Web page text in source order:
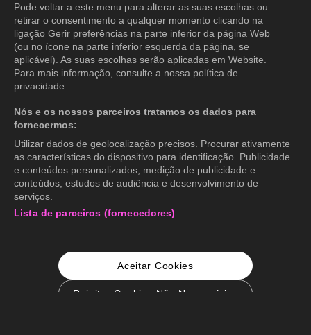
Pode voltar a este menu para alterar as suas escolhas ou
retirar o consentimento a qualquer momento clicando na
ligação Gerir preferências na parte inferior da página Web
(ou no ícone na parte inferior esquerda da página, se
aplicável). As suas escolhas serão aplicadas em Website.
Para mais informação, consulte a nossa política de
privacidade.
Nós e os nossos parceiros tratamos os dados para
fornecermos:
Utilizar dados de geolocalização precisos. Procurar ativamente
as características do dispositivo para identificação. Publicidade
e conteúdos personalizados, medição de publicidade e
conteúdos, estudos de audiência e desenvolvimento de
serviços.
Lista de parceiros (fornecedores)
Aceitar Cookies
Rejeitar Cookies Não Necessários